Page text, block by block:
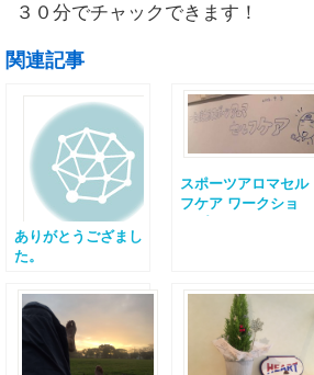
３０分でチャックできます！
関連記事
ありがとうござまし
た。
スポーツアロマセル
フケア ワークショ